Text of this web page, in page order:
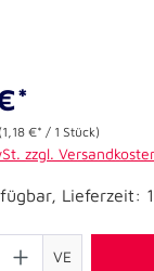
(1,18 €* / 1 Stück)
zzgl.
Lieferzeit:
VE